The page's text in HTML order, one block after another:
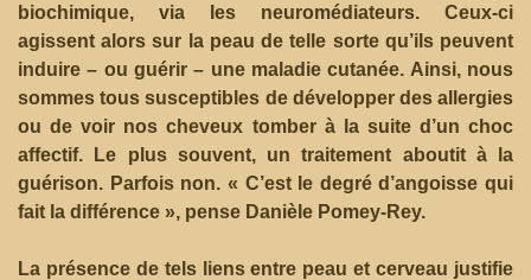
biochimique, via les neuromédiateurs. Ceux-ci
agissent alors sur la peau de telle sorte qu’ils peuvent
induire – ou guérir – une maladie cutanée. Ainsi, nous
sommes tous susceptibles de développer des allergies
ou de voir nos cheveux tomber à la suite d’un choc
affectif. Le plus souvent, un traitement aboutit à la
guérison. Parfois non. « C’est le degré d’angoisse qui
fait la différence », pense Danièle Pomey-Rey.
La présence de tels liens entre peau et cerveau justifie